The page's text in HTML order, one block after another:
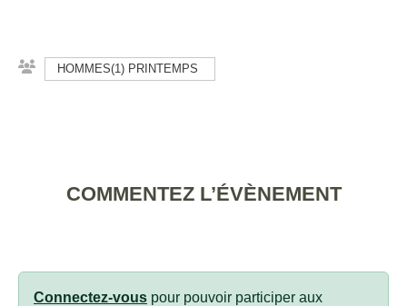
HOMMES(1) PRINTEMPS
COMMENTEZ L’ÉVÈNEMENT
Connectez-vous pour pouvoir participer aux